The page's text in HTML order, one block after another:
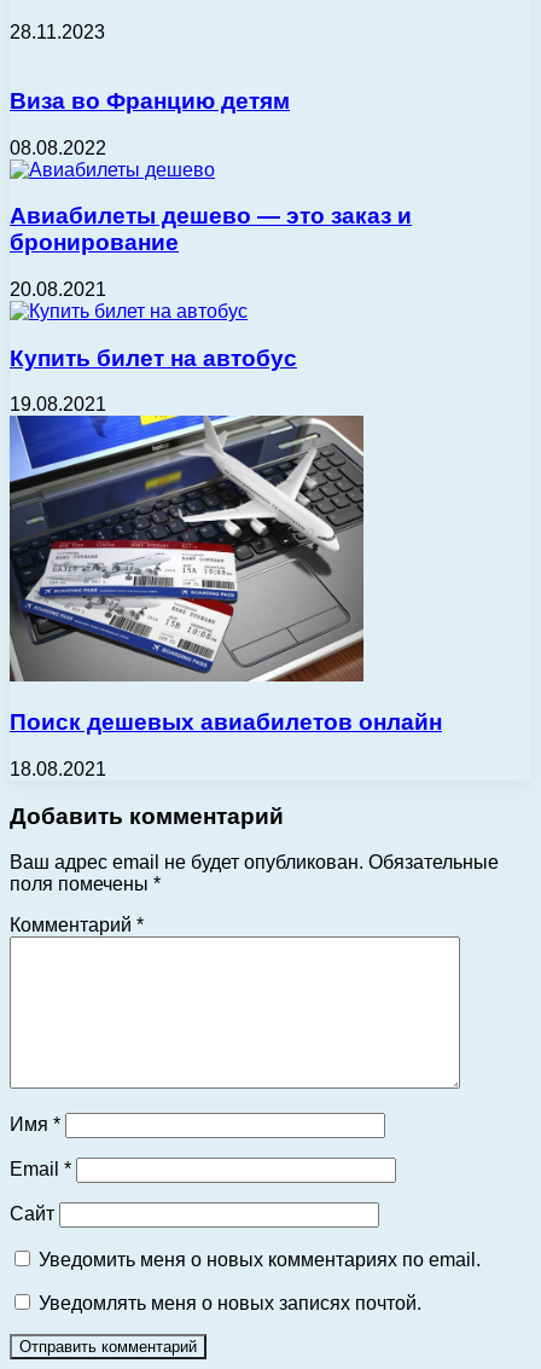
28.11.2023
Виза во Францию детям
08.08.2022
Авиабилеты дешево — это заказ и
бронирование
20.08.2021
Купить билет на автобус
19.08.2021
Поиск дешевых авиабилетов онлайн
18.08.2021
Добавить комментарий
Ваш адрес email не будет опубликован. Обязательные
поля помечены *
Комментарий *
Имя *
Email *
Сайт
Уведомить меня о новых комментариях по email.
Уведомлять меня о новых записях почтой.